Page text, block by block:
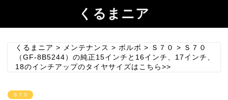
くるまニア
くるまニア > メンテナンス > ボルボ > Ｓ７０ > Ｓ７０
（GF-8B5244）の純正15インチと16インチ、17インチ、
18のインチアップのタイヤサイズはこちら>>
Ｓ７０